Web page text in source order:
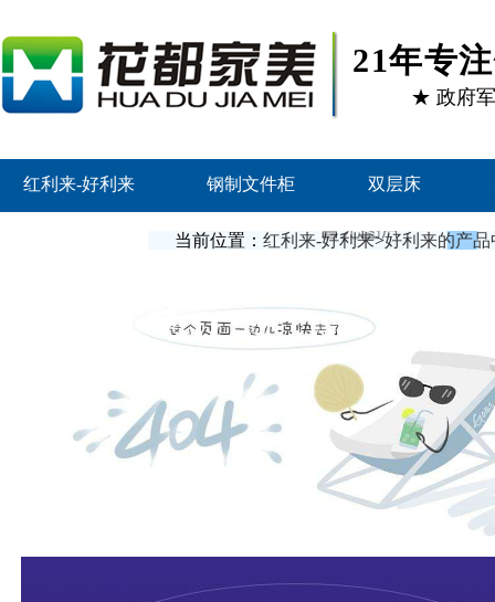
21年专
★ 政府
红利来-好利来 钢制文件柜 双层床
当前位置： 红利来-好利来>好利来的产品